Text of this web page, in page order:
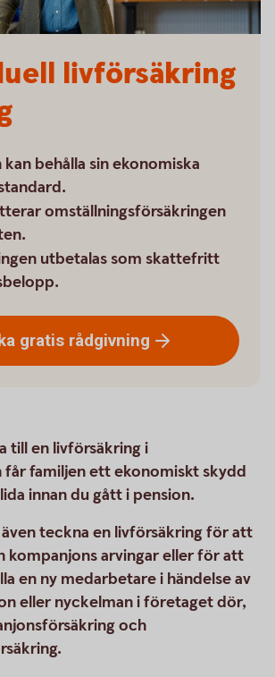
livförsäkring
kan behålla sin ekonomiska
omställningsförsäkringen
utbetalas som skattefritt
gratis rådgivning
till en livförsäkring i
får familjen ett ekonomiskt skydd
innan du gått i pension.
teckna en livförsäkring för att
kompanjons arvingar eller för att
en ny medarbetare i händelse av
eller nyckelman i företaget dör,
och